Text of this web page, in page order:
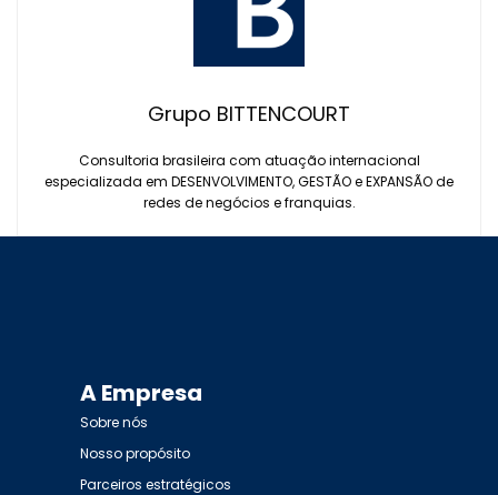
Grupo BITTENCOURT
Consultoria brasileira com atuação internacional
especializada em DESENVOLVIMENTO, GESTÃO e EXPANSÃO de
redes de negócios e franquias.
A Empresa
Sobre nós
Nosso propósito
Parceiros estratégicos